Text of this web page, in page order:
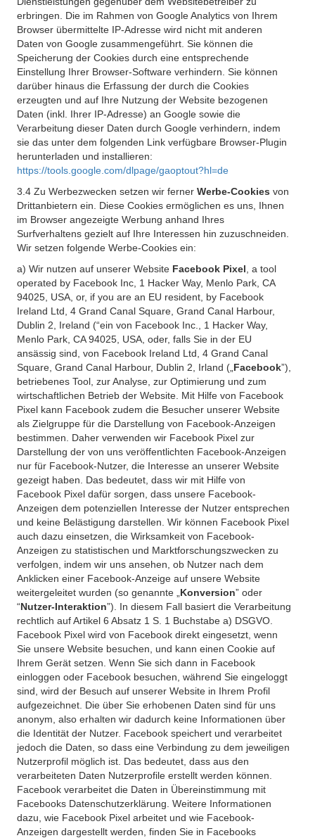
erbringen. Die im Rahmen von Google Analytics von Ihrem
Browser übermittelte IP-Adresse wird nicht mit anderen
Daten von Google zusammengeführt. Sie können die
Speicherung der Cookies durch eine entsprechende
Einstellung Ihrer Browser-Software verhindern. Sie können
darüber hinaus die Erfassung der durch die Cookies
erzeugten und auf Ihre Nutzung der Website bezogenen
Daten (inkl. Ihrer IP-Adresse) an Google sowie die
Verarbeitung dieser Daten durch Google verhindern, indem
sie das unter dem folgenden Link verfügbare Browser-Plugin
herunterladen und installieren:
https://tools.google.com/dlpage/gaoptout?hl=de
3.4 Zu Werbezwecken setzen wir ferner Werbe-Cookies von
Drittanbietern ein. Diese Cookies ermöglichen es uns, Ihnen
im Browser angezeigte Werbung anhand Ihres
Surfverhaltens gezielt auf Ihre Interessen hin zuzuschneiden.
Wir setzen folgende Werbe-Cookies ein:
a) Wir nutzen auf unserer Website Facebook Pixel , a tool
operated by Facebook Inc, 1 Hacker Way, Menlo Park, CA
94025, USA, or, if you are an EU resident, by Facebook
Ireland Ltd, 4 Grand Canal Square, Grand Canal Harbour,
Dublin 2, Ireland (“ein von Facebook Inc., 1 Hacker Way,
Menlo Park, CA 94025, USA, oder, falls Sie in der EU
ansässig sind, von Facebook Ireland Ltd, 4 Grand Canal
Square, Grand Canal Harbour, Dublin 2, Irland („ Facebook”),
betriebenes Tool, zur Analyse, zur Optimierung und zum
wirtschaftlichen Betrieb der Website. Mit Hilfe von Facebook
Pixel kann Facebook zudem die Besucher unserer Website
als Zielgruppe für die Darstellung von Facebook-Anzeigen
bestimmen. Daher verwenden wir Facebook Pixel zur
Darstellung der von uns veröffentlichten Facebook-Anzeigen
nur für Facebook-Nutzer, die Interesse an unserer Website
gezeigt haben. Das bedeutet, dass wir mit Hilfe von
Facebook Pixel dafür sorgen, dass unsere Facebook-
Anzeigen dem potenziellen Interesse der Nutzer entsprechen
und keine Belästigung darstellen. Wir können Facebook Pixel
auch dazu einsetzen, die Wirksamkeit von Facebook-
Anzeigen zu statistischen und Marktforschungszwecken zu
verfolgen, indem wir uns ansehen, ob Nutzer nach dem
Anklicken einer Facebook-Anzeige auf unsere Website
weitergeleitet wurden (so genannte „ Konversion” oder
“Nutzer-Interaktion”). In diesem Fall basiert die Verarbeitung
rechtlich auf Artikel 6 Absatz 1 S. 1 Buchstabe a) DSGVO.
Facebook Pixel wird von Facebook direkt eingesetzt, wenn
Sie unsere Website besuchen, und kann einen Cookie auf
Ihrem Gerät setzen. Wenn Sie sich dann in Facebook
einloggen oder Facebook besuchen, während Sie eingeloggt
sind, wird der Besuch auf unserer Website in Ihrem Profil
aufgezeichnet. Die über Sie erhobenen Daten sind für uns
anonym, also erhalten wir dadurch keine Informationen über
die Identität der Nutzer. Facebook speichert und verarbeitet
jedoch die Daten, so dass eine Verbindung zu dem jeweiligen
Nutzerprofil möglich ist. Das bedeutet, dass aus den
verarbeiteten Daten Nutzerprofile erstellt werden können.
Facebook verarbeitet die Daten in Übereinstimmung mit
Facebooks Datenschutzerklärung. Weitere Informationen
dazu, wie Facebook Pixel arbeitet und wie Facebook-
Anzeigen dargestellt werden, finden Sie in Facebooks